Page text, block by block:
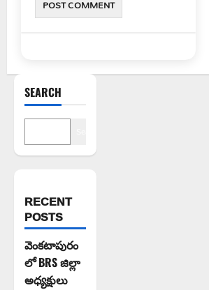
SEARCH
RECENT
POSTS
వెంకటాపురం
లో BRS జిల్లా
అధ్యక్షులు